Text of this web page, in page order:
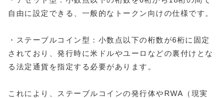
自由に設定できる、一般的なトークン向けの仕様です。
・ステーブルコイン型：小数点以下の桁数が6桁に固定
されており、発行時に米ドルやユーロなどの裏付けとな
る法定通貨を指定する必要があります。
これにより、ステーブルコインの発行体やRWA（現実